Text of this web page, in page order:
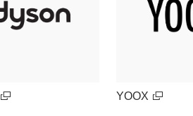
YOOX